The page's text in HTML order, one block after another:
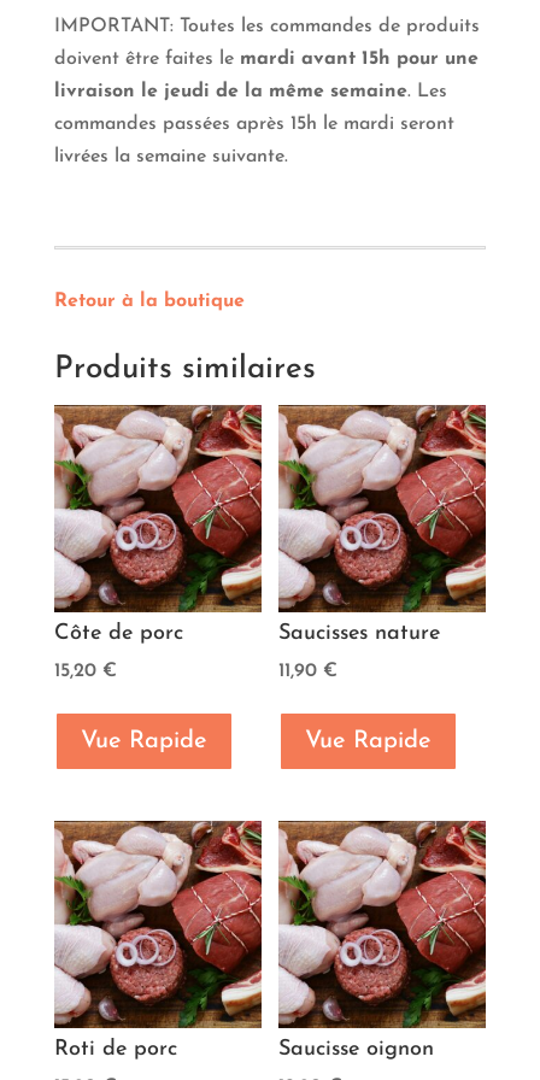
filet
(Boeuf)
IMPORTANT: Toutes les commandes de produits
doivent être faites lemardi avant 15h pour une
livraison le jeudi de la même semaine. Les
commandes passées après 15h le mardi seront
livrées la semaine suivante.
Retour à la boutique
Produits similaires
Côte de porc
15,20 €
Vue Rapide
Saucisses nature
11,90 €
Vue Rapide
Roti de porc Saucisse oignon